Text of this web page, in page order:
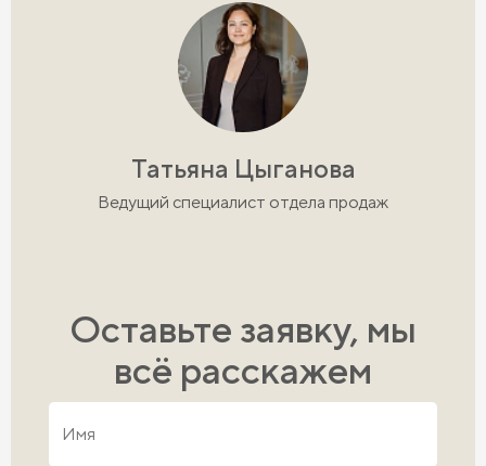
Татьяна Цыганова
Ведущий специалист отдела продаж
Оставьте заявку, мы
всё расскажем